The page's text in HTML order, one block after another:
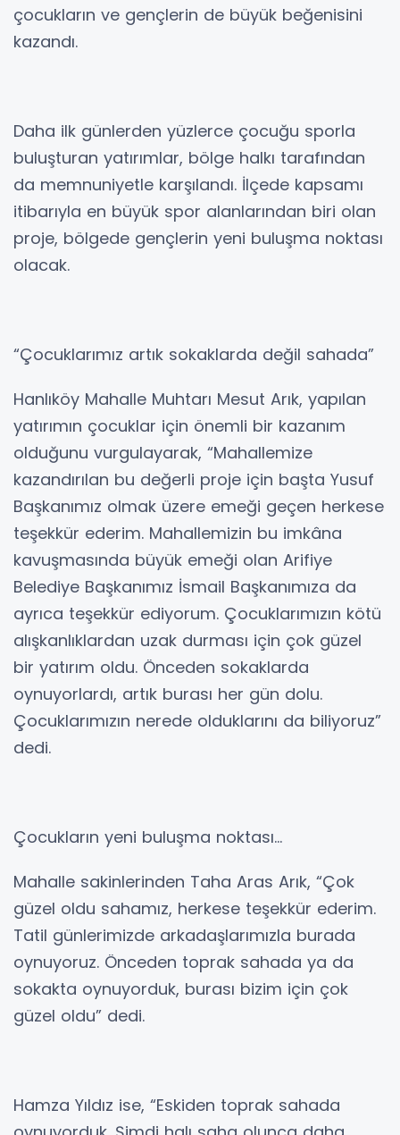
çocukların ve gençlerin de büyük beğenisini
kazandı.
Daha ilk günlerden yüzlerce çocuğu sporla
buluşturan yatırımlar, bölge halkı tarafından
da memnuniyetle karşılandı. İlçede kapsamı
itibarıyla en büyük spor alanlarından biri olan
proje, bölgede gençlerin yeni buluşma noktası
olacak.
“Çocuklarımız artık sokaklarda değil sahada”
Hanlıköy Mahalle Muhtarı Mesut Arık, yapılan
yatırımın çocuklar için önemli bir kazanım
olduğunu vurgulayarak, “Mahallemize
kazandırılan bu değerli proje için başta Yusuf
Başkanımız olmak üzere emeği geçen herkese
teşekkür ederim. Mahallemizin bu imkâna
kavuşmasında büyük emeği olan Arifiye
Belediye Başkanımız İsmail Başkanımıza da
ayrıca teşekkür ediyorum. Çocuklarımızın kötü
alışkanlıklardan uzak durması için çok güzel
bir yatırım oldu. Önceden sokaklarda
oynuyorlardı, artık burası her gün dolu.
Çocuklarımızın nerede olduklarını da biliyoruz”
dedi.
Çocukların yeni buluşma noktası…
Mahalle sakinlerinden Taha Aras Arık, “Çok
güzel oldu sahamız, herkese teşekkür ederim.
Tatil günlerimizde arkadaşlarımızla burada
oynuyoruz. Önceden toprak sahada ya da
sokakta oynuyorduk, burası bizim için çok
güzel oldu” dedi.
Hamza Yıldız ise, “Eskiden toprak sahada